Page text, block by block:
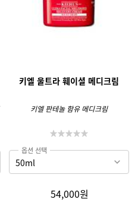
키엘 울트라 훼이셜 메디크림
키엘 판테놀 함유 메디크림
옵션 선택
54,000원